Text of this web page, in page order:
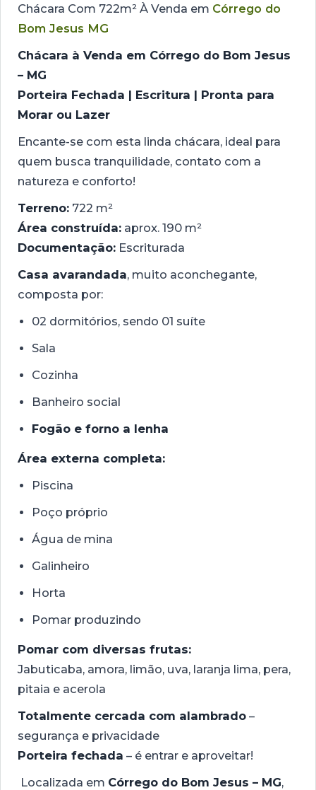
Chácara Com 722m² À Venda em Córrego do
Bom Jesus MG
Chácara à Venda em Córrego do Bom Jesus
– MG
Porteira Fechada | Escritura | Pronta para
Morar ou Lazer
Encante-se com esta linda chácara, ideal para
quem busca tranquilidade, contato com a
natureza e conforto!
Terreno: 722 m²
Área construída: aprox. 190 m²
Documentação: Escriturada
Casa avarandada, muito aconchegante,
composta por:
02 dormitórios, sendo 01 suíte
Sala
Cozinha
Banheiro social
Fogão e forno a lenha
Área externa completa:
Piscina
Poço próprio
Água de mina
Galinheiro
Horta
Pomar produzindo
Pomar com diversas frutas:
Jabuticaba, amora, limão, uva, laranja lima, pera,
pitaia e acerola
Totalmente cercada com alambrado –
segurança e privacidade
Porteira fechada – é entrar e aproveitar!
Localizada em Córrego do Bom Jesus – MG,